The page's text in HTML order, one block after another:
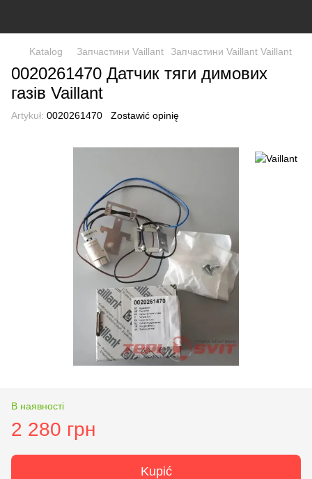
Katalog Запчастини Vaillant Запчастини Vaillant Vaillant
0020261470 Датчик тяги димових
газів Vaillant
Artykuł: 0020261470 Zostawić opinię
В наявності
2 280 грн
Kupić